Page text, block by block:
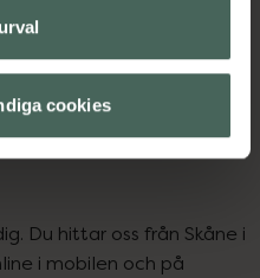
cookies
för ögon
Du hittar oss från Skåne i
i mobilen och på